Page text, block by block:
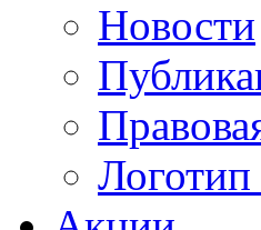
Новости